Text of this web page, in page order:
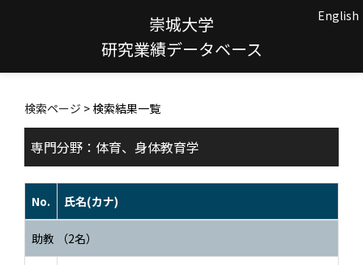
崇城大学
研究業績データベース
English
検索ページ > 検索結果一覧
専門分野：体育、身体教育学
No. 氏名(カナ)
助教 （2名）